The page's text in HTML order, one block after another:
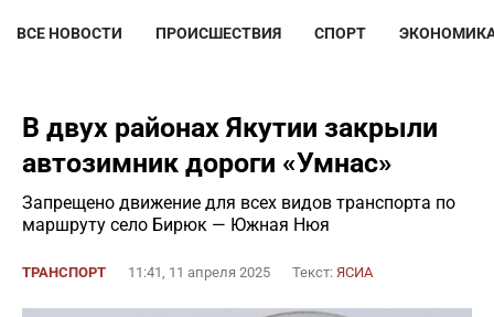
ВСЕ НОВОСТИ ПРОИСШЕСТВИЯ СПОРТ
В двух районах Якутии закрыли
автозимник дороги «Умнас»
Запрещено движение для всех видов транспорта по
маршруту село Бирюк — Южная Нюя
ТРАНСПОРТ 11:41, 11 апреля 2025 Текст: ЯСИА